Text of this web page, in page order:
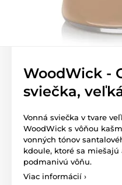
WoodWick -
sviečka,
Vonná sviečka v tvare
WoodWick s vôňou
vonných tónov
kdoule, ktoré sa miešajú
podmanivú vôňu.
Viac informácií ›